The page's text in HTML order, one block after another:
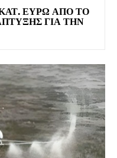
ΕΥΡΏ ΑΠΌ ΤΟ
ΓΙΑ ΤΗΝ